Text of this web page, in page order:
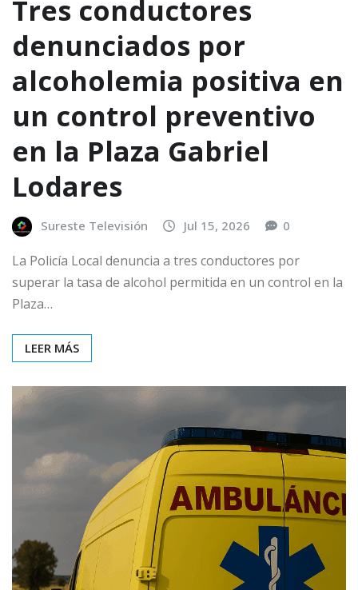
Tres conductores
denunciados por
alcoholemia positiva en
un control preventivo
en la Plaza Gabriel
Lodares
Sureste Televisión Jul 15, 2026 0
La Policía Local denuncia a tres conductores por
superar la tasa de alcohol permitida en un control en la
Plaza…
LEER MÁS